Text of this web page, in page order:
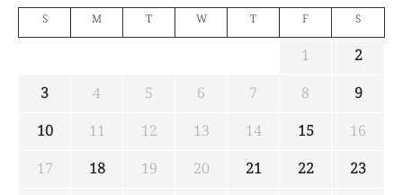
S M T W T F S
1
2
3
4 5 6 7 8
9
10
11 12 13 14 15
16
17
18 19 20 21 22
23